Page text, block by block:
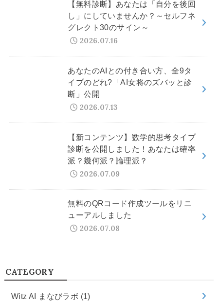
【無料診断】あなたは「自分を後回
し」にしていませんか？～セルフネ
グレクト30のサイン～
2026.07.16
あなたのAIとの付き合い方、全9タ
イプのどれ?「AI女将のズバッと診
断」公開
2026.07.13
【新コンテンツ】数学的思考タイプ
診断を公開しました！あなたは確率
派？幾何派？論理派？
2026.07.09
無料のQRコード作成ツールをリニ
ューアルしました
2026.07.08
CATEGORY
Witz AI まなびラボ (1)